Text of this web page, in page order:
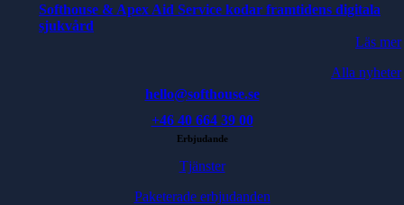
Softhouse & Apex Aid Service kodar framtidens digitala
sjukvård
Läs mer
Alla nyheter
hello@softhouse.se
+46 40 664 39 00
Erbjudande
Tjänster
Paketerade erbjudanden